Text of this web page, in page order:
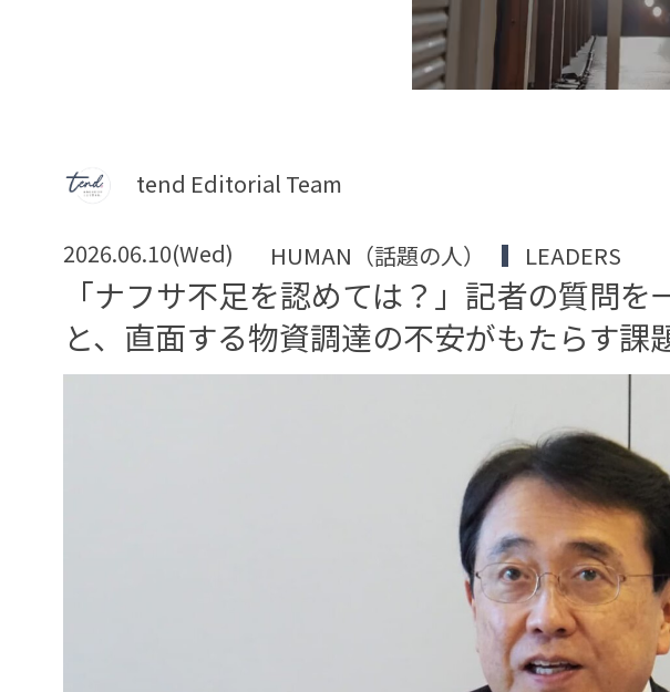
tend Editorial Team
2026.06.10(Wed) HUMAN（話題の人） LEADERS
「ナフサ不足を認めては？」記者の質問
と、直面する物資調達の不安がもたらす課